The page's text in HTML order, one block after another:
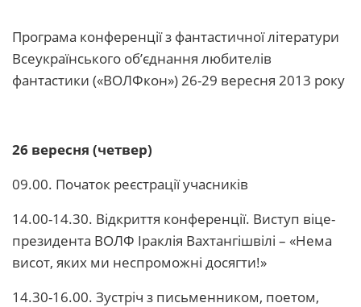
Програма конференції з фантастичної літератури
Всеукраїнського об’єднання любителів
фантастики («ВОЛФкон») 26-29 вересня 2013 року
26 вересня (четвер)
09.00. Початок реєстрації учасників
14.00-14.30. Відкриття конференції. Виступ віце-
президента ВОЛФ Іраклія Вахтангішвілі – «Нема
висот, яких ми неспроможні досягти!»
14.30-16.00. Зустріч з письменником, поетом,